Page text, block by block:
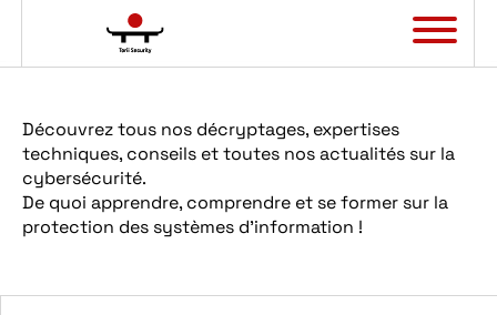
Découvrez tous nos décryptages, expertises
techniques, conseils et toutes nos actualités sur la
cybersécurité.
De quoi apprendre, comprendre et se former sur la
protection des systèmes d’information !
Panneau de gestion des cookies